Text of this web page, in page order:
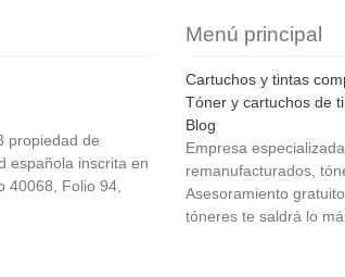
propiedad de
española inscrita en
40068, Folio 94,
Menú principal
Cartuchos y tintas
Tóner y cartuchos de
Blog
Empresa
remanufacturados,
Asesoramiento
tóneres te saldrá lo